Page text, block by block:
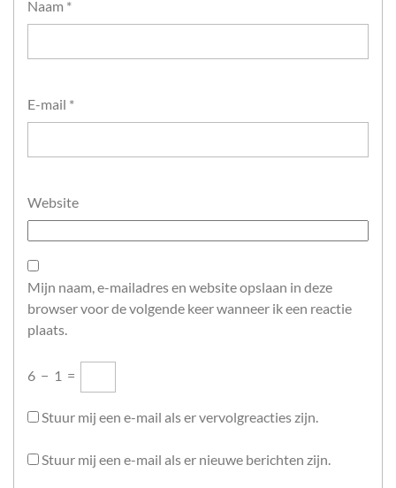
Naam *
E-mail *
Website
Mijn naam, e-mailadres en website opslaan in deze
browser voor de volgende keer wanneer ik een reactie
plaats.
6 − 1 =
Stuur mij een e-mail als er vervolgreacties zijn.
Stuur mij een e-mail als er nieuwe berichten zijn.